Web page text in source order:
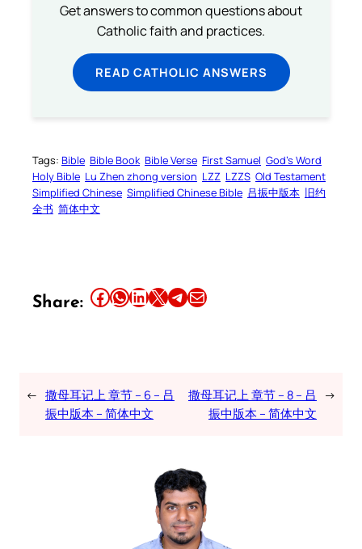
Get answers to common questions about
Catholic faith and practices.
READ CATHOLIC ANSWERS
Tags: Bible Bible Book Bible Verse First Samuel God’s Word
Holy Bible Lu Zhen zhong version LZZ LZZS Old Testament
Simplified Chinese Simplified Chinese Bible 吕振中版本 旧约
全书 简体中文
Share: Share this article on Facebook Share this article on WhatsApp Share this article on LinkedIn Share this article on X Share this article on TelegramEmail this Article
← 撒母耳记上 章节 – 6 – 吕
振中版本 – 简体中文
撒母耳记上 章节 – 8 – 吕
振中版本 – 简体中文
→